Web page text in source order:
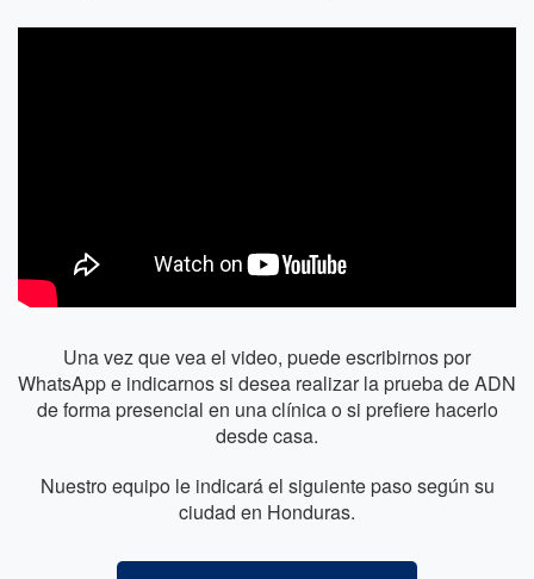
Una vez que vea el video, puede escribirnos por
WhatsApp e indicarnos si desea realizar la prueba de ADN
de forma presencial en una clínica o si prefiere hacerlo
desde casa.
Nuestro equipo le indicará el siguiente paso según su
ciudad en Honduras.